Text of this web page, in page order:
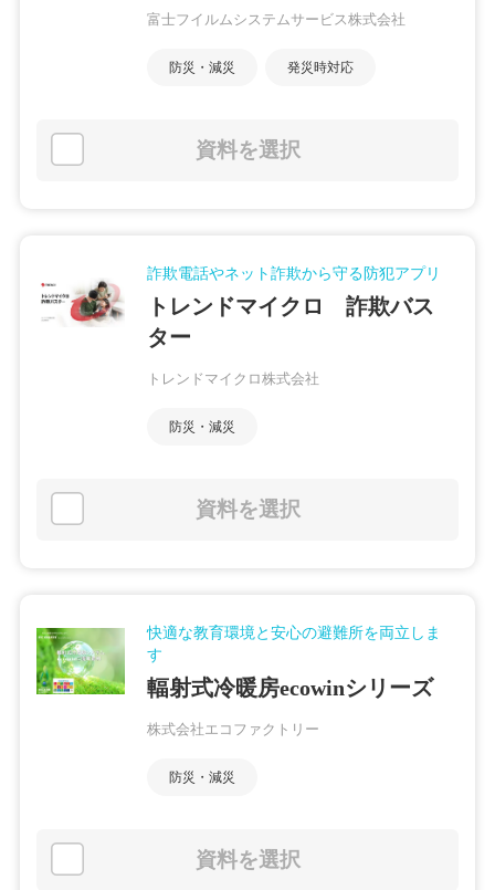
富士フイルムシステムサービス株式会社
防災・減災 発災時対応
資料を選択
詐欺電話やネット詐欺から守る防犯アプリ
トレンドマイクロ 詐欺バス
ター
トレンドマイクロ株式会社
防災・減災
資料を選択
快適な教育環境と安心の避難所を両立しま
す
輻射式冷暖房ecowinシリーズ
株式会社エコファクトリー
防災・減災
資料を選択